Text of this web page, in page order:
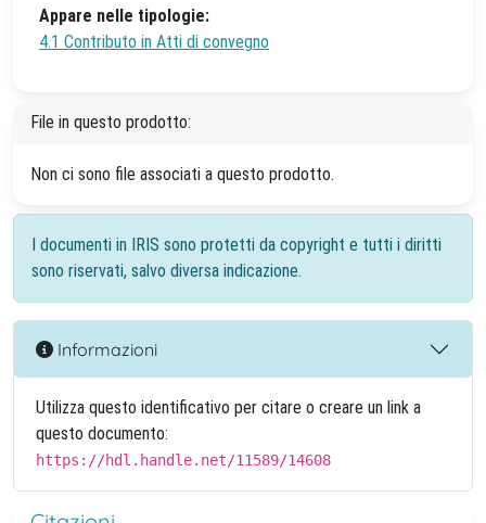
Appare nelle tipologie:
4.1 Contributo in Atti di convegno
File in questo prodotto:
Non ci sono file associati a questo prodotto.
I documenti in IRIS sono protetti da copyright e tutti i diritti
sono riservati, salvo diversa indicazione.
Informazioni
Utilizza questo identificativo per citare o creare un link a
questo documento:
https://hdl.handle.net/11589/14608